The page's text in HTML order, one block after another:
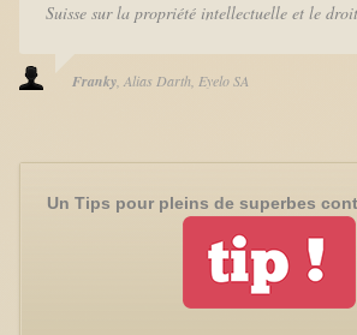
Suisse sur la propriété intellectuelle et le
Franky Alias Darth Eyelo SA
Un Tips pour pleins de superbes